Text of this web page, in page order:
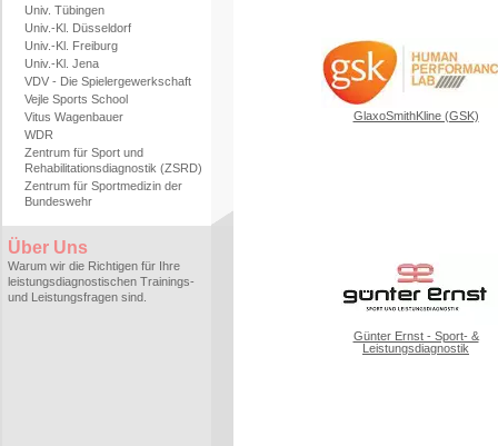
Univ. Tübingen
Univ.-Kl. Düsseldorf
Univ.-Kl. Freiburg
Univ.-Kl. Jena
VDV - Die Spielergewerkschaft
Vejle Sports School
Vitus Wagenbauer
WDR
Zentrum für Sport und
Rehabilitationsdiagnostik (ZSRD)
Zentrum für Sportmedizin der
Bundeswehr
Über Uns
Warum wir die Richtigen für Ihre
leistungsdiagnostischen Trainings-
und Leistungsfragen sind.
GlaxoSmithKline (GSK)
Günter Ernst - Sport- &
Leistungsdiagnostik